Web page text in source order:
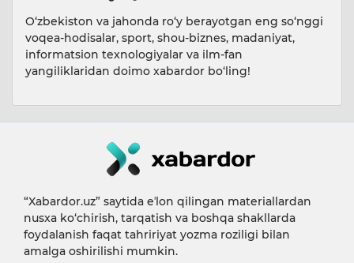
O‘zbekiston va jahonda ro‘y berayotgan eng so‘nggi
voqea-hodisalar, sport, shou-biznes, madaniyat,
informatsion texnologiyalar va ilm-fan
yangiliklaridan doimo xabardor bo‘ling!
“Xabardor.uz” saytida eʼlon qilingan materiallardan
nusxa ko‘chirish, tarqatish va boshqa shakllarda
foydalanish faqat tahririyat yozma roziligi bilan
amalga oshirilishi mumkin.